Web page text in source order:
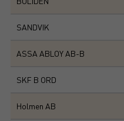
SANDVIK
ASSA ABLOY AB-B
SKF B ORD
Holmen AB